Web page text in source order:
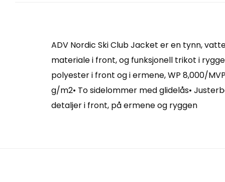
ADV Nordic Ski Club Jacket er en tynn,
materiale i front, og funksjonell trikot i
polyester i front og i ermene, WP 8,000/
g/m2• To sidelommer med glidelås•
detaljer i front, på ermene og ryggen